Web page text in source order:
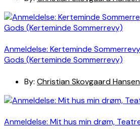
Anmeldelse: Kerteminde
Gods (Kerteminde Sommerrevy)
By: Christian Skovgaard Hansen
Anmeldelse: Mit hus min drøm,